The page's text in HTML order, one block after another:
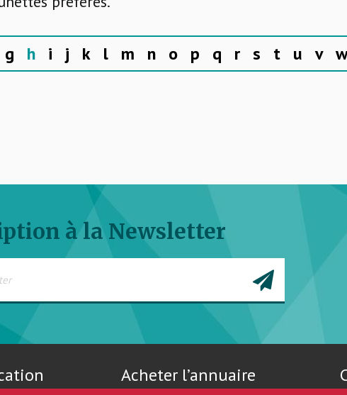
g h i j k l m n o p q r s t u v w
à la Newsletter
Acheter l’annuaire